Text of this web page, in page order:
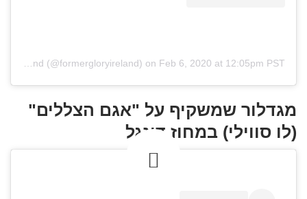
on Feb 6, 2020 at 12:05pm PST
מגדלור שמשקיף על "אגם הצללים"
(לו סווילי) במחוז דונגל